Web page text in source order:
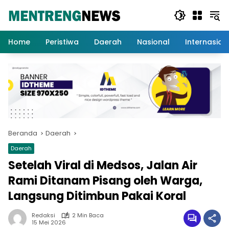
Home
Peristiwa Daerah Nasional
Beranda Daerah
Daerah
Setelah Viral di Medsos, Jalan Air
Rami Ditanam Pisang oleh Warga,
Langsung Ditimbun Pakai Koral
Redaksi
2 Min Baca
15 Mei 2026